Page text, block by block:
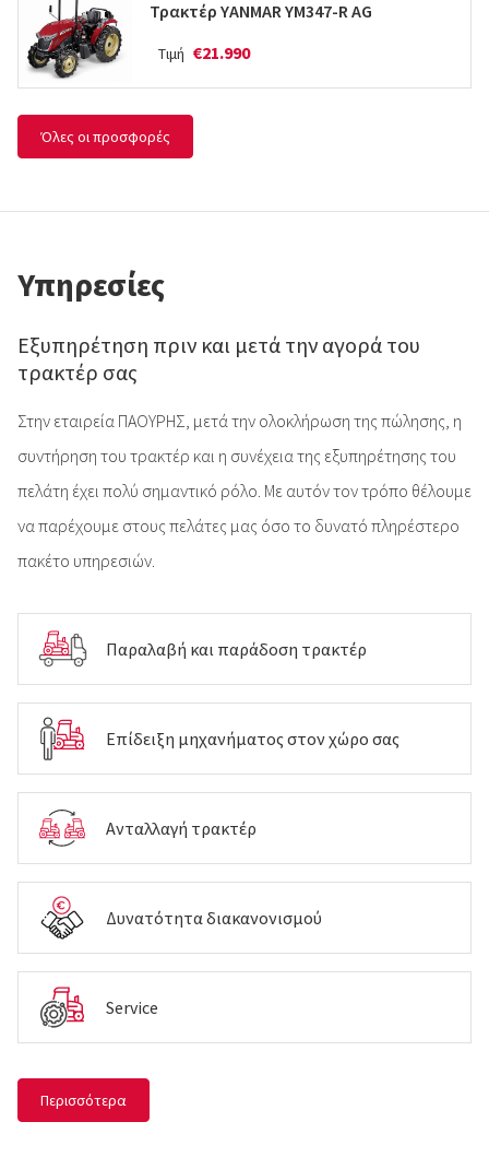
Τρακτέρ YANMAR YM347-R AG
Τιμή €21.990
Όλες οι προσφορές
Υπηρεσίες
Εξυπηρέτηση πριν και μετά την αγορά του
τρακτέρ σας
Στην εταιρεία ΠΑΟΥΡΗΣ, μετά την ολοκλήρωση της πώλησης, η
συντήρηση του τρακτέρ και η συνέχεια της εξυπηρέτησης του
πελάτη έχει πολύ σημαντικό ρόλο. Με αυτόν τον τρόπο θέλουμε
να παρέχουμε στους πελάτες μας όσο το δυνατό πληρέστερο
πακέτο υπηρεσιών.
Παραλαβή και παράδοση τρακτέρ
Eπίδειξη μηχανήματος στον χώρο σας
Aνταλλαγή τρακτέρ
Δυνατότητα διακανονισμού
Service
Περισσότερα